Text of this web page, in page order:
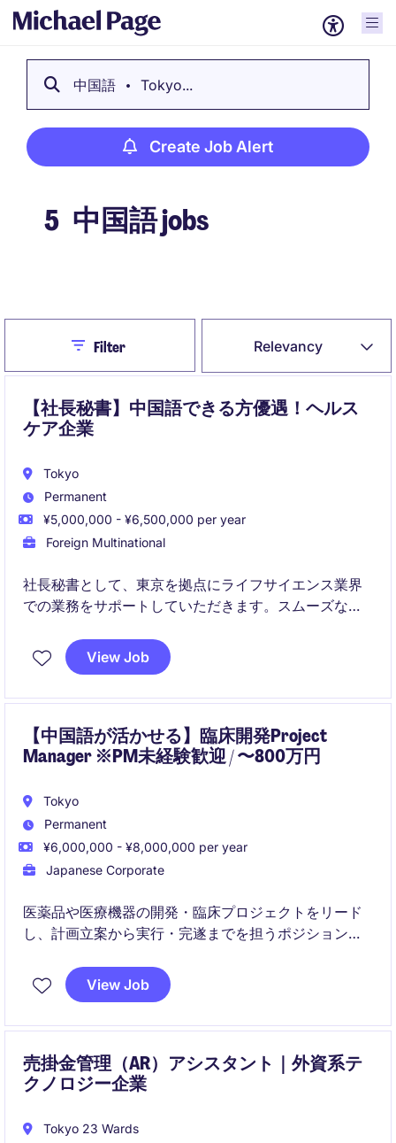
中国語 Tokyo...
Create Job Alert
5 中国語 jobs
Relevancy
CloseFilter
【社長秘書】中国語できる方優遇！ヘルス
ケア企業
Tokyo
Permanent
¥5,000,000 - ¥6,500,000 per year
Foreign Multinational
社長秘書として、東京を拠点にライフサイエンス業界
での業務をサポートしていただきます。スムーズな日
が求められるポジションです。
View Job
【中国語が活かせる】臨床開発Project
Manager ※PM未経験歓迎 / 〜800万円
Tokyo
Permanent
¥6,000,000 - ¥8,000,000 per year
Japanese Corporate
医薬品や医療機器の開発・臨床プロジェクトをリード
し、計画立案から実行・完遂までを担うポジションで
質・進捗・リスクを総合的にマネジメントします。
View Job
売掛金管理（AR）アシスタント｜外資系テ
クノロジー企業
Tokyo 23 Wards